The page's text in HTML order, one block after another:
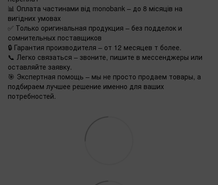
📊 Оплата частинами від monobank – до 8 місяців на
вигідних умовах
✅ Только оригинальная продукция – без подделок и
сомнительных поставщиков
🔒 Гарантия производителя – от 12 месяцев т более.
📞 Легко связаться – звоните, пишите в мессенджеры или
оставляйте заявку.
🎯 Экспертная помощь – мы не просто продаем товары, а
подбираем лучшее решение именно для ваших
потребностей.